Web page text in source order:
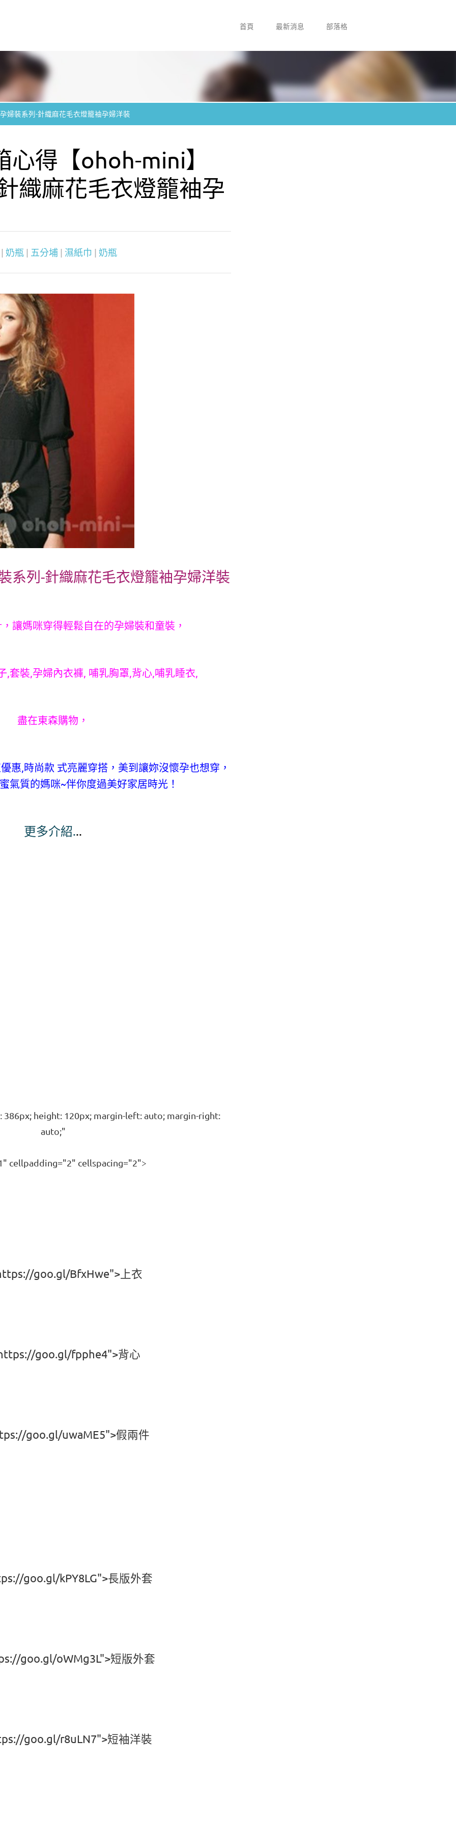
首頁 最新消息 部落格
婦裝系列-針織麻花毛衣燈籠袖孕婦洋裝
心得【ohoh-mini】
織麻花毛衣燈籠袖孕
| 奶瓶 | 五分埔 | 濕紙巾 | 奶瓶
系列-針織麻花毛衣燈籠袖孕婦洋裝
讓媽咪穿得輕鬆自在的孕婦裝和童裝，
,套裝,孕婦內衣褲, 哺乳胸罩,背心,哺乳睡衣,
盡在東森購物，
惠,時尚款 式亮麗穿搭，美到讓妳沒懷孕也想穿，
氣質的媽咪~伴你度過美好家居時光！
更多介紹...
height: 120px; margin-left: auto; margin-right:
auto;"
cellpadding="2" cellspacing="2">
goo.gl/BfxHwe">上衣
goo.gl/fpphe4">背心
goo.gl/uwaME5">假兩件
goo.gl/kPY8LG">長版外套
goo.gl/oWMg3L">短版外套
goo.gl/r8uLN7">短袖洋裝